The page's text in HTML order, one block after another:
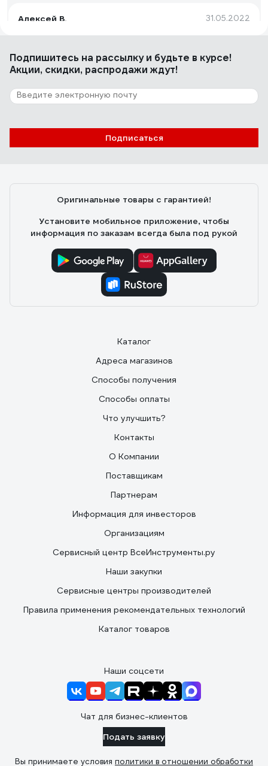
Алексей В. 31.05.2022
шланг отличного качества, пробывал в деле, очень
17 отзывов
Отзыв о Шланг подкачки шин грузовых
24Ц
Евгений К.
24.07.2023
Подпишитесь на рассылкуи будьте в курсе!
Акции, скидки, распродажи ждут!
Подписаться
Оригинальные товары с гарантией!
Установите мобильное приложение, чтобы
информация по заказам всегда была под рукой
Каталог
Адреса магазинов
Способы получения
Способы оплаты
Что улучшить?
Контакты
О Компании
Поставщикам
Партнерам
Информация для инвесторов
Организациям
Сервисный центр ВсеИнструменты.ру
Наши закупки
Сервисные центры производителей
Правила применения рекомендательных технологий
Каталог товаров
Наши соцсети
Чат для бизнес-клиентов
Подать заявку
Вы принимаете условия политики в отношении обработки